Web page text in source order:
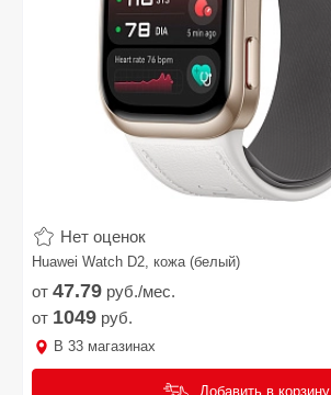
Нет оценок
Huawei Watch D2, кожа (белый)
от 47.79 руб./мес.
от 1049 руб.
В 33 магазинах
Добавить в корзину